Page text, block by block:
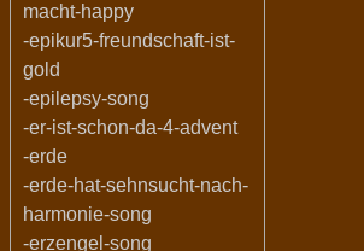
macht-happy
-epikur5-freundschaft-ist-
gold
-epilepsy-song
-er-ist-schon-da-4-advent
-erde
-erde-hat-sehnsucht-nach-
harmonie-song
-erzengel-song